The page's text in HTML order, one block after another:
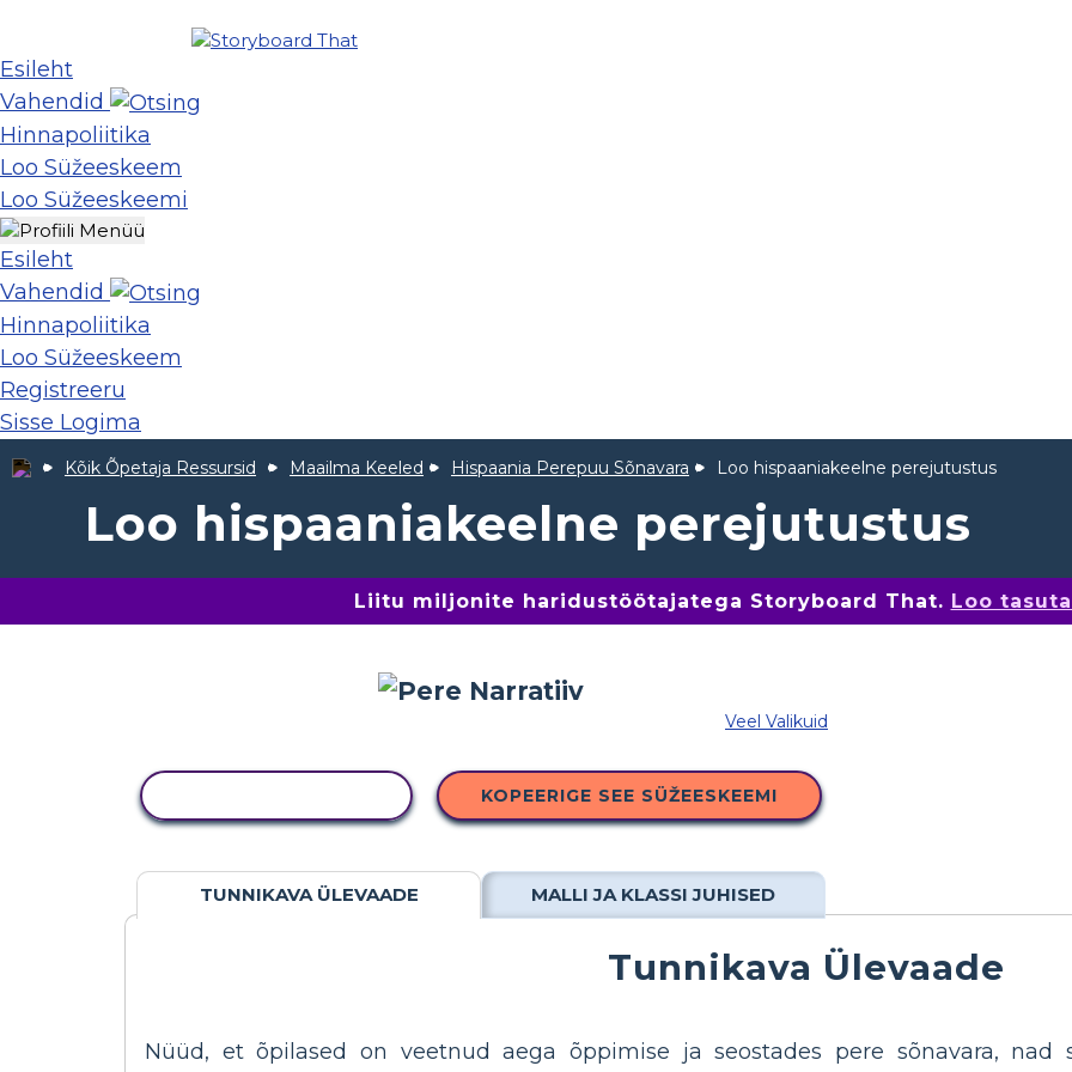
Esileht
Vahendid
Hinnapoliitika
Loo Süžeeskeem
Loo Süžeeskeemi
Esileht
Vahendid
Hinnapoliitika
Loo Süžeeskeem
Registreeru
Sisse Logima
Kõik Õpetaja Ressursid Maailma Keeled Hispaania Perepuu Sõnavara Loo hispaaniakeelne perejutustus
Loo hispaaniakeelne perejutustus
Liitu miljonite haridustöötajatega Storyboard That. Loo
Veel Valikuid
KOPEERIGE SEE SÜŽEESKEEMI
TUNNIKAVA ÜLEVAADE MALLI JA KLASSI JUHISED
Tunnikava Ülevaade
Nüüd, et õpilased on veetnud aega õppimise ja seostades pere sõnavara, nad